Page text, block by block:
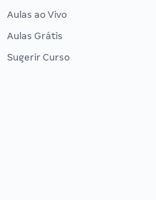
Aulas ao Vivo
Aulas Grátis
Sugerir Curso